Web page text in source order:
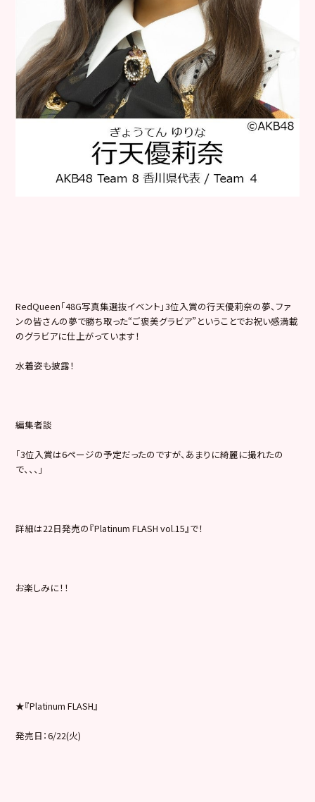
RedQueen「48G写真集選抜イベント」3位入賞の行天優莉奈の夢、ファ
ンの皆さんの夢で勝ち取った“ご褒美グラビア”ということでお祝い感満載
のグラビアに仕上がっています！
水着姿も披露！
編集者談
「3位入賞は6ページの予定だったのですが、あまりに綺麗に撮れたの
で、、、」
詳細は22日発売の『Platinum FLASH vol.15』で！
お楽しみに！！
★『Platinum FLASH』
発売日：6/22(火)